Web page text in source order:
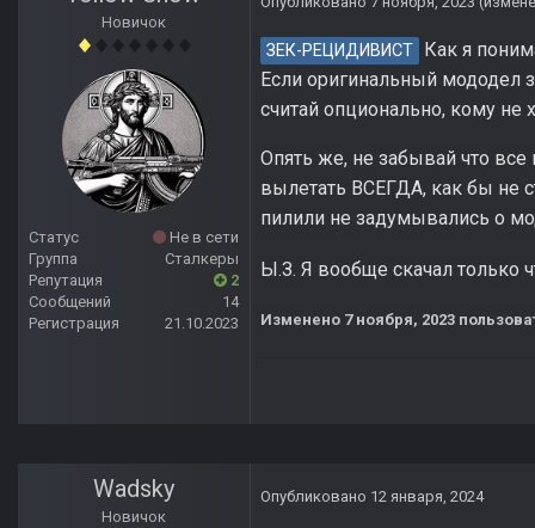
Новичок
Статус
Не в сети
Группа
Сталкеры
Репутация
2
Сообщений
14
Регистрация
21.10.2023
ЗЕК-РЕЦИДИВИСТ Как я
Если оригинальный мододел
считай опционально, кому не
Опять же, не забывай что все
вылетать ВСЕГДА, как бы не
пилили не задумывались о
Ы.З. Я вообще скачал только
Изменено 7 ноября, 2023
Wadsky
Новичок
Опубликовано 12 января, 2024